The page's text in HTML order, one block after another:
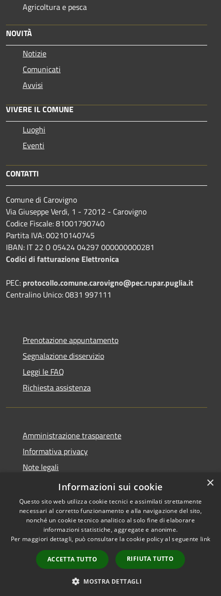
Agricoltura e pesca
NOVITÀ
Notizie
Comunicati
Avvisi
VIVERE IL COMUNE
Luoghi
Eventi
CONTATTI
Comune di Carovigno
Via Giuseppe Verdi, 1 - 72012 - Carovigno
Codice Fiscale: 81001790740
Partita IVA: 00210140745
IBAN: IT 22 O 05424 04297 000000000281
Codici di fatturazione Elettronica
PEC: protocollo.comune.carovigno@pec.rupar.puglia.it
Centralino Unico: 0831 997111
Prenotazione appuntamento
Segnalazione disservizio
Leggi le FAQ
Richiesta assistenza
Amministrazione trasparente
Informativa privacy
Note legali
Dichiarazione di accessibilità
Accessibilità
Copyright © 2026 • Comune di
Carovigno • Powered by
Municipium•
Accesso
redazione
×
Informazioni sui cookie
Questo sito web utilizza cookie tecnici e assimilati strettamente
necessari al corretto funzionamento e alla navigazione del sito,
nonché un cookie tecnico analitico al solo fine di elaborare
informazioni statistiche, aggregate e anonime.
Per maggiori dettagli, può consultare la cookie policy al seguente link
ACCETTA TUTTO RIFIUTA TUTTO
MOSTRA DETTAGLI